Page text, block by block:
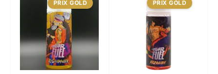
PRIX GOLD PRIX GOLD